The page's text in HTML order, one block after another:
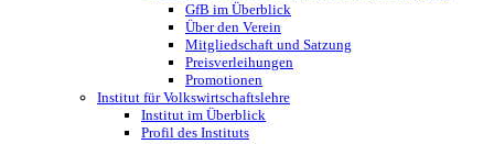
GfB im Überblick
Über den Verein
Mitgliedschaft und Satzung
Preisverleihungen
Promotionen
Institut für Volkswirtschaftslehre
Institut im Überblick
Profil des Instituts